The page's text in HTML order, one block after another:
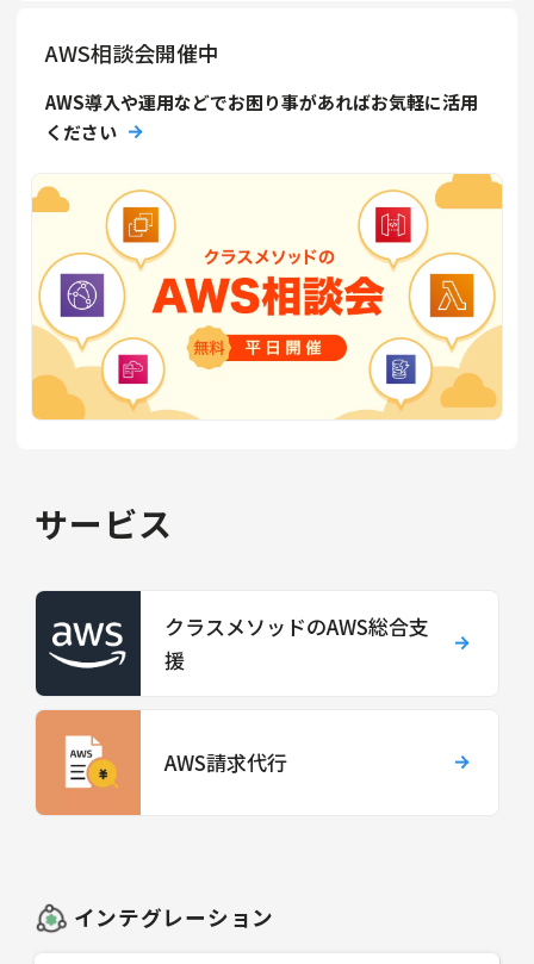
AWS相談会開催中
AWS導入や運用などでお困り事があればお気軽に活用
ください
サービス
クラスメソッドのAWS総合支
援
AWS請求代行
インテグレーション